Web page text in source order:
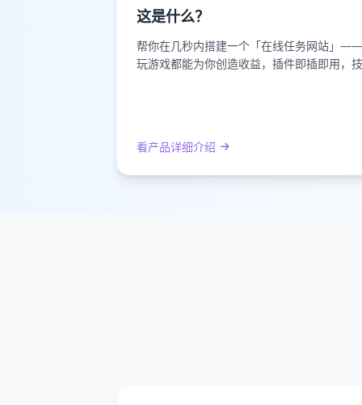
这是什么？
帮你在几秒内搭建一个「在线任务网站」
玩游戏都能为你创造收益，插件即插即用，
看产品详细介绍